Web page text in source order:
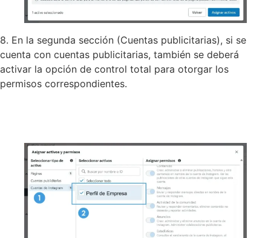
8. En la segunda sección (Cuentas publicitarias), si se
cuenta con cuentas publicitarias, también se deberá
activar la opción de control total para otorgar los
permisos correspondientes.